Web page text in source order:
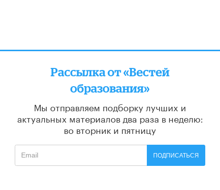
Рассылка от «Вестей
образования»
Мы отправляем подборку лучших и
актуальных материалов два раза в неделю:
во вторник и пятницу
ПОДПИСАТЬСЯ